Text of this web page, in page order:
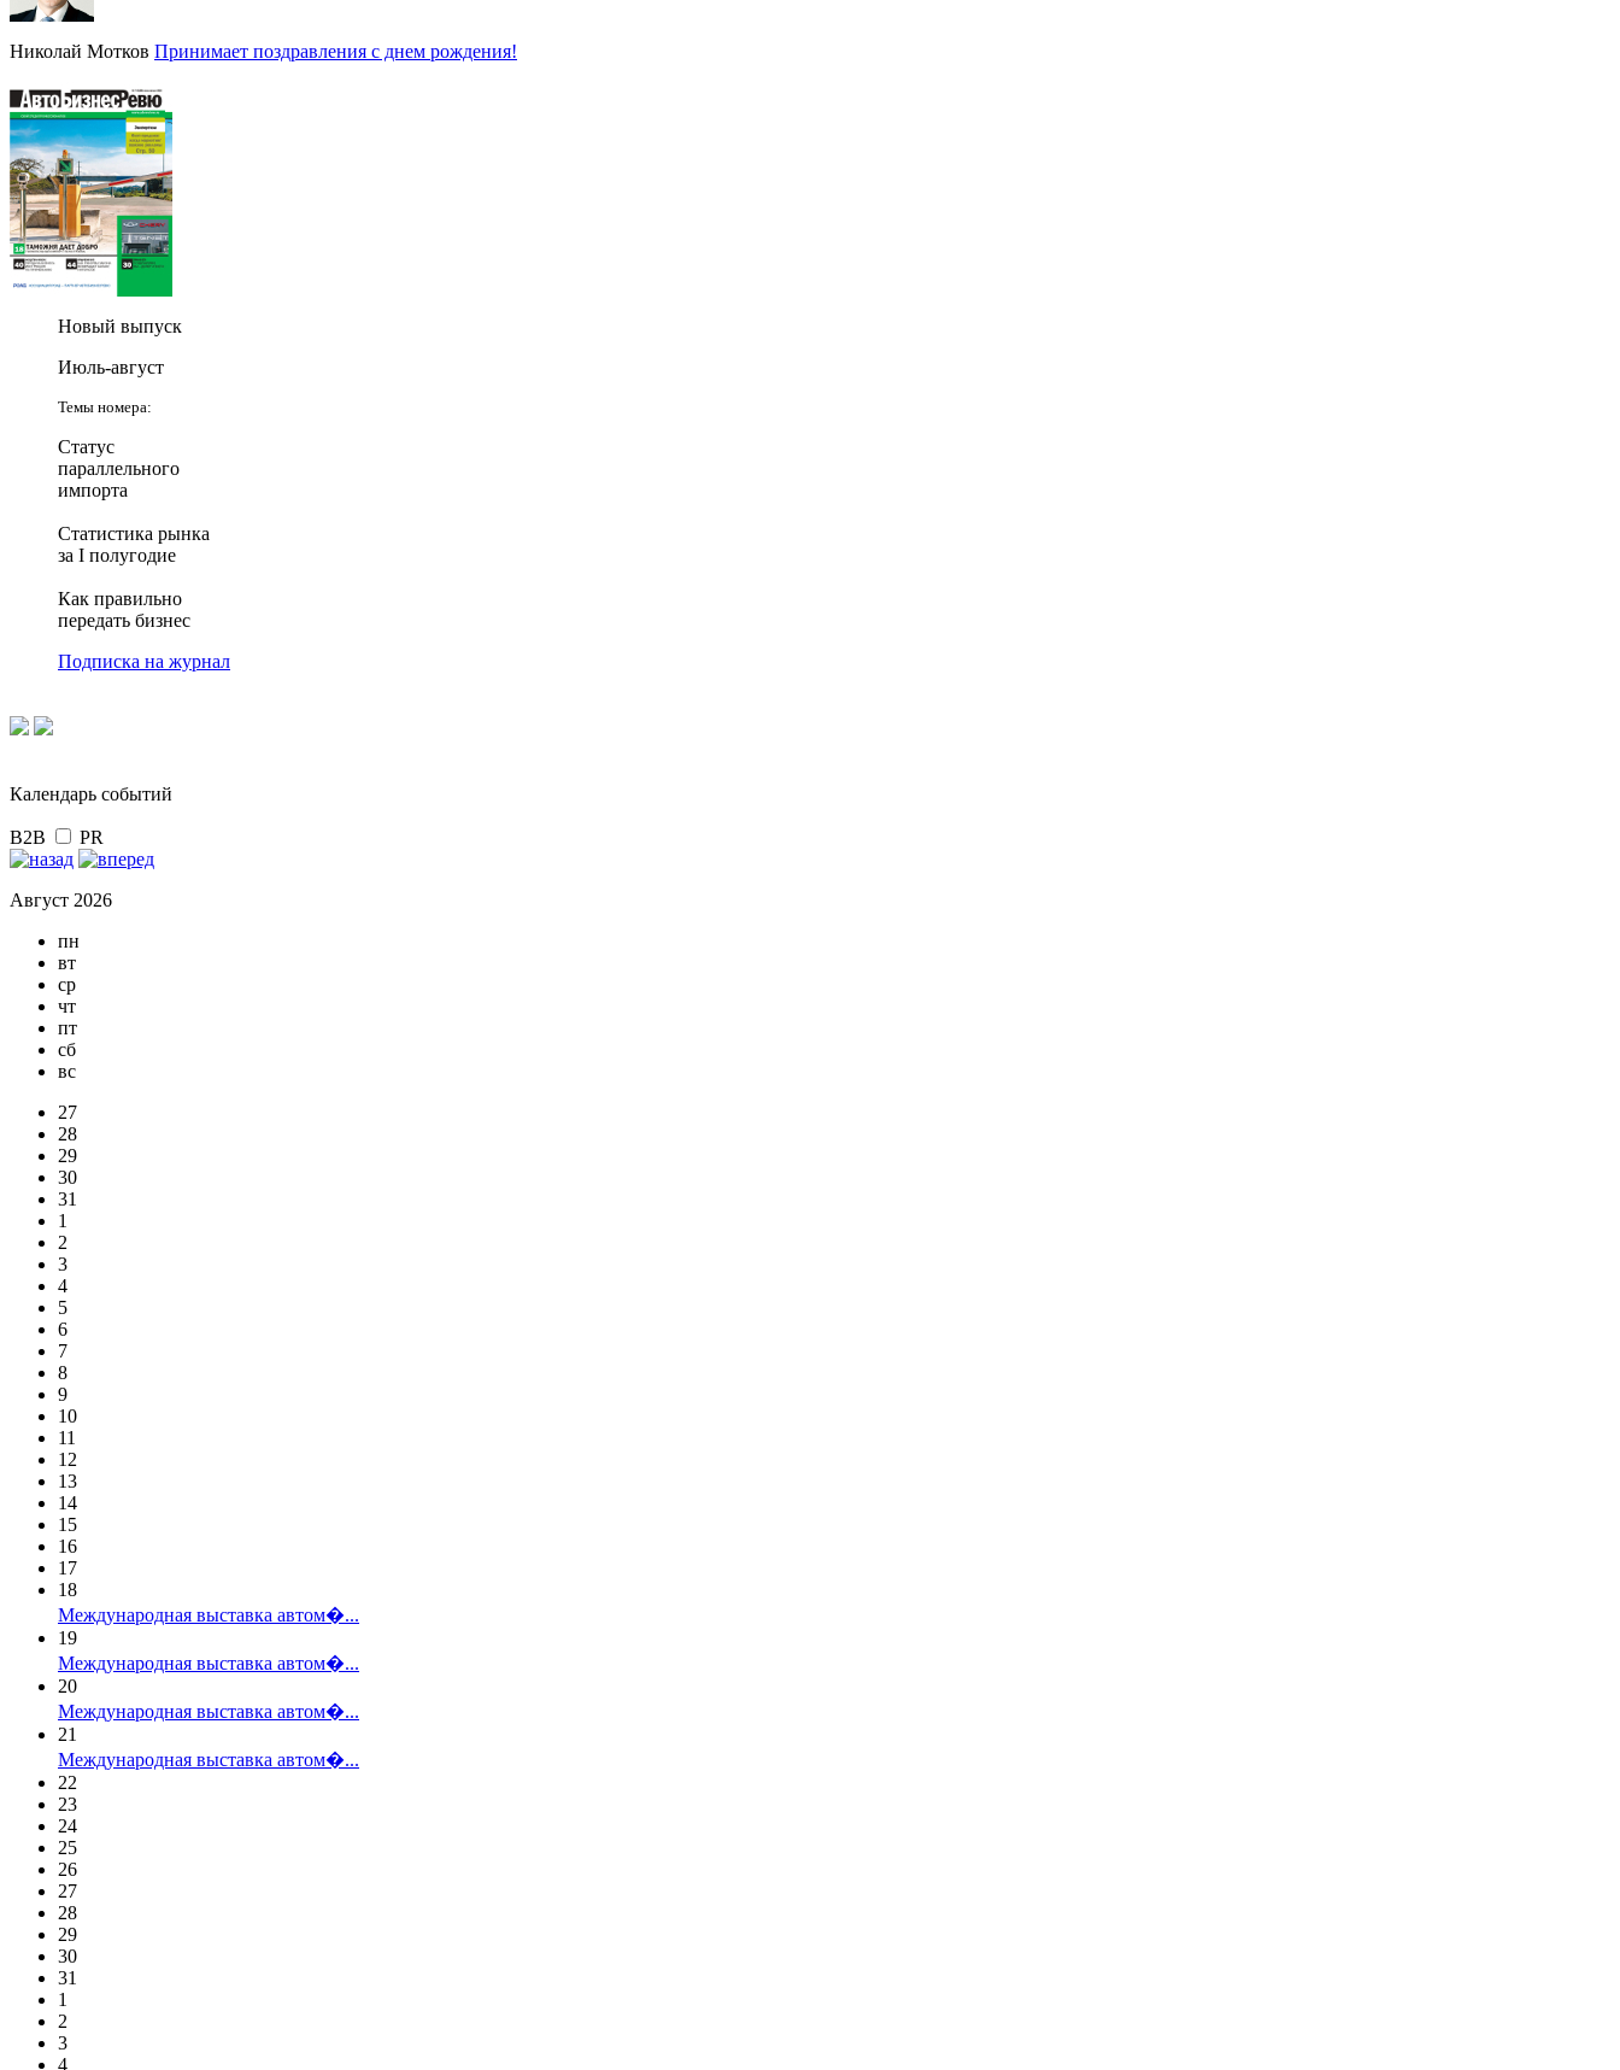
Николай Мотков Принимает поздравления с днем рождения!
Новый выпуск
Июль-август
Темы номера:
Статус
параллельного
импорта
Статистика рынка
за I полугодие
Как правильно
передать бизнес
Подписка на журнал
Календарь событий
B2B PR
Август 2026
пн
вт
ср
чт
пт
сб
вс
27
28
29
30
31
1
2
3
4
5
6
7
8
9
10
11
12
13
14
15
16
17
18
Международная выставка автом�...
19
Международная выставка автом�...
20
Международная выставка автом�...
21
Международная выставка автом�...
22
23
24
25
26
27
28
29
30
31
1
2
3
4